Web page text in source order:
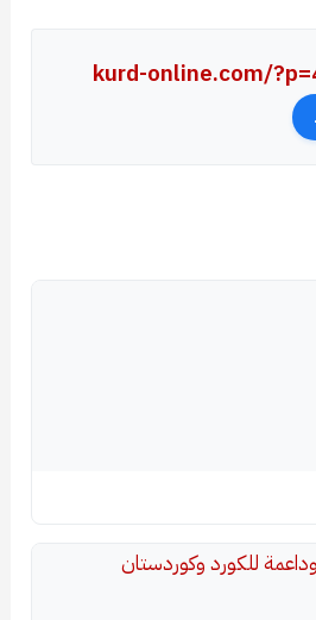
kurd-online.com/